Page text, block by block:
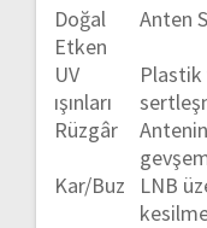
Doğal
Etken
Anten
UV
ışınları
Plastik
Rüzgâr
Antenin
Kar/Buz LNB